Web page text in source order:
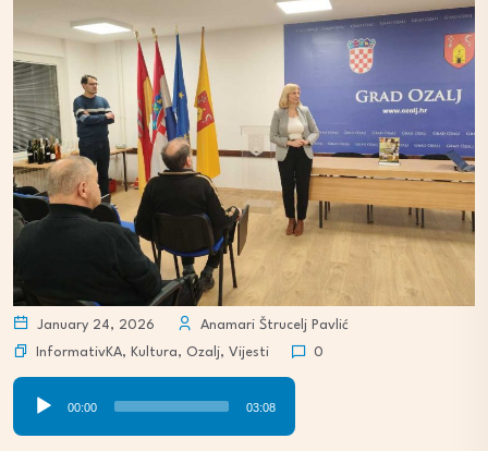
January 24, 2026
Anamari Štrucelj Pavlić
InformativKA, Kultura, Ozalj, Vijesti 0
Audio
Player
00:00 03:08